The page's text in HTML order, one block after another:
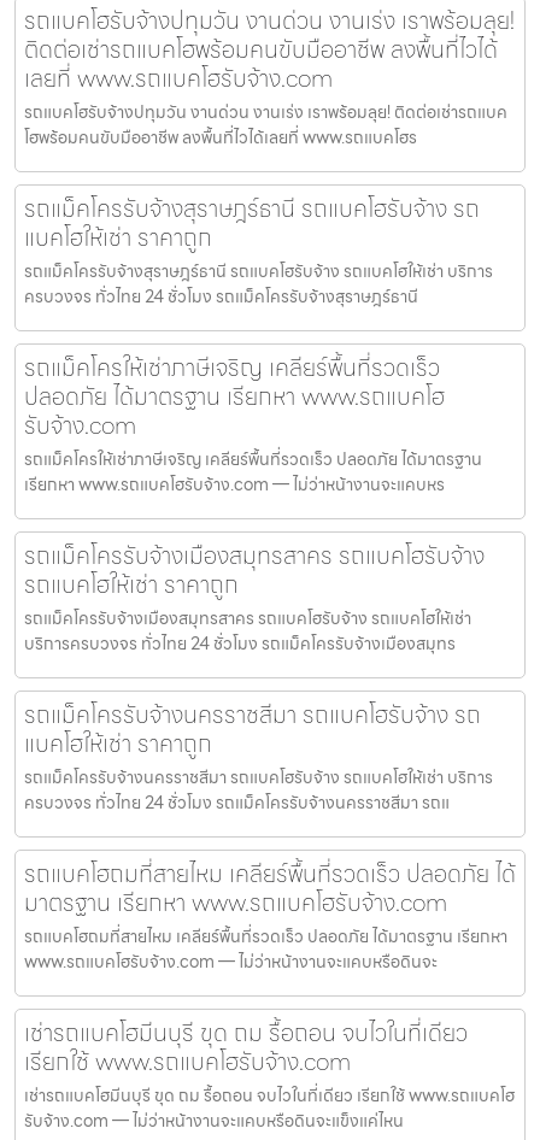
รถแบคโฮรับจ้างปทุมวัน งานด่วน งานเร่ง เราพร้อมลุย!
ติดต่อเช่ารถแบคโฮพร้อมคนขับมืออาชีพ ลงพื้นที่ไวได้
เลยที่ www.รถแบคโฮรับจ้าง.com
รถแบคโฮรับจ้างปทุมวัน งานด่วน งานเร่ง เราพร้อมลุย! ติดต่อเช่ารถแบค
โฮพร้อมคนขับมืออาชีพ ลงพื้นที่ไวได้เลยที่ www.รถแบคโฮร
รถแม็คโครรับจ้างสุราษฎร์ธานี รถแบคโฮรับจ้าง รถ
แบคโฮให้เช่า ราคาถูก
รถแม็คโครรับจ้างสุราษฎร์ธานี รถแบคโฮรับจ้าง รถแบคโฮให้เช่า บริการ
ครบวงจร ทั่วไทย 24 ชั่วโมง รถแม็คโครรับจ้างสุราษฎร์ธานี
รถแม็คโครให้เช่าภาษีเจริญ เคลียร์พื้นที่รวดเร็ว
ปลอดภัย ได้มาตรฐาน เรียกหา www.รถแบคโฮ
รับจ้าง.com
รถแม็คโครให้เช่าภาษีเจริญ เคลียร์พื้นที่รวดเร็ว ปลอดภัย ได้มาตรฐาน
เรียกหา www.รถแบคโฮรับจ้าง.com — ไม่ว่าหน้างานจะแคบหร
รถแม็คโครรับจ้างเมืองสมุทรสาคร รถแบคโฮรับจ้าง
รถแบคโฮให้เช่า ราคาถูก
รถแม็คโครรับจ้างเมืองสมุทรสาคร รถแบคโฮรับจ้าง รถแบคโฮให้เช่า
บริการครบวงจร ทั่วไทย 24 ชั่วโมง รถแม็คโครรับจ้างเมืองสมุทร
รถแม็คโครรับจ้างนครราชสีมา รถแบคโฮรับจ้าง รถ
แบคโฮให้เช่า ราคาถูก
รถแม็คโครรับจ้างนครราชสีมา รถแบคโฮรับจ้าง รถแบคโฮให้เช่า บริการ
ครบวงจร ทั่วไทย 24 ชั่วโมง รถแม็คโครรับจ้างนครราชสีมา รถแ
รถแบคโฮถมที่สายไหม เคลียร์พื้นที่รวดเร็ว ปลอดภัย ได้
มาตรฐาน เรียกหา www.รถแบคโฮรับจ้าง.com
รถแบคโฮถมที่สายไหม เคลียร์พื้นที่รวดเร็ว ปลอดภัย ได้มาตรฐาน เรียกหา
www.รถแบคโฮรับจ้าง.com — ไม่ว่าหน้างานจะแคบหรือดินจะ
เช่ารถแบคโฮมีนบุรี ขุด ถม รื้อถอน จบไวในที่เดียว
เรียกใช้ www.รถแบคโฮรับจ้าง.com
เช่ารถแบคโฮมีนบุรี ขุด ถม รื้อถอน จบไวในที่เดียว เรียกใช้ www.รถแบคโฮ
รับจ้าง.com — ไม่ว่าหน้างานจะแคบหรือดินจะแข็งแค่ไหน